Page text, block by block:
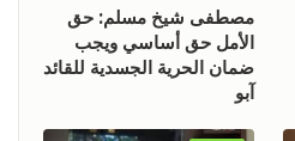
مصطفى شيخ مسلم: حق
الأمل حق أساسي ويجب
ضمان الحرية الجسدية للقائد
آبو